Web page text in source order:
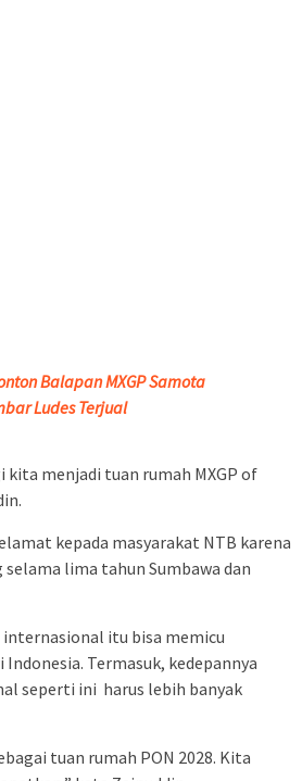
Balapan MXGP Samota
Ludes Terjual
kita menjadi tuan rumah MXGP of
kepada masyarakat NTB karena
selama lima tahun Sumbawa dan
itu bisa memicu
Termasuk, kedepannya
seperti ini harus lebih banyak
tuan rumah PON 2028. Kita